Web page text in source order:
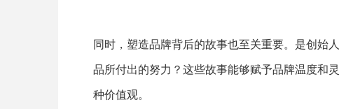
同时，塑造品牌背后的故事也至关重要。是创始
品所付出的努力？这些故事能够赋予品牌温度和
种价值观。